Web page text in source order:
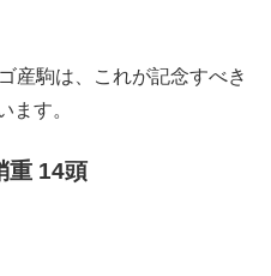
産駒は、これが記念すべき
ます。
重 14頭